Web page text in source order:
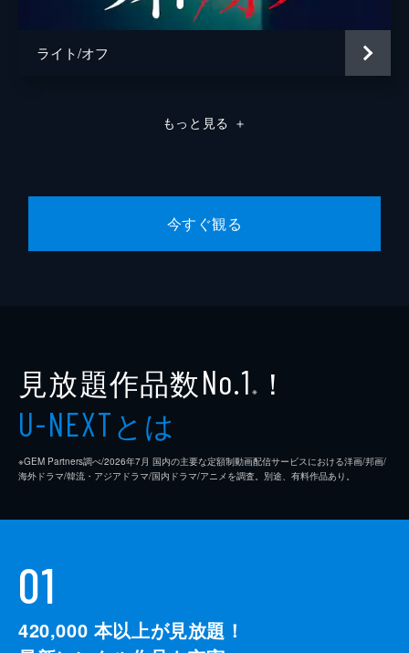
ライト/オフ
もっと見る ＋
今すぐ観る
見放題作品数No.1 ※ ！
U-NEXTとは
※GEM Partners調べ/2026年7⽉ 国内の主要な定額制動画配信サービスにおける洋画/邦画/
海外ドラマ/韓流・アジアドラマ/国内ドラマ/アニメを調査。別途、有料作品あり。
01
420,000 本以上が見放題！